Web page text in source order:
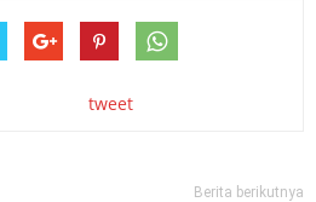
tweet
Berita berikutnya